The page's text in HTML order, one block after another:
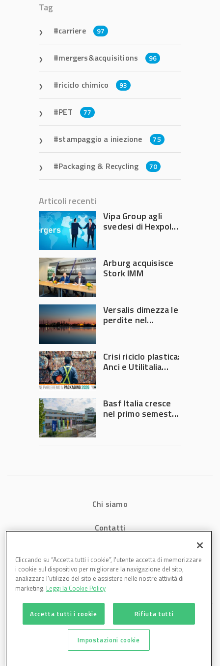
Tag
carriere 97
mergers&acquisitions 96
riciclo chimico 93
PET 77
stampaggio a iniezione 75
Packaging & Recycling 70
Articoli recenti
Vipa Group agli
svedesi di Hexpol
Arburg acquisisce
Stork IMM
Versalis dimezza le
perdite nel
Crisi riciclo plastica:
Anci e Utilitalia
Governo
Basf Italia cresce
nel primo semestre
Chi siamo
Contatti
Cookies
Plastmagazine è una testata di DBInformation Spa P.IVA 09293820156 | Centro
Cliccando su “Accetta tutti i cookie”, l'utente accetta di memorizzare
i cookie sul dispositivo per migliorare la navigazione del sito,
analizzare l'utilizzo del sito e assistere nelle nostre attività di
marketing. Leggi la Cookie Policy
Accetta tutti i cookie Rifiuta tutti
Impostazioni cookie